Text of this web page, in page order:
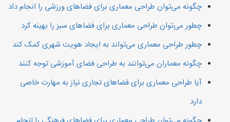
چگونه می‌توان طراحی معماری برای فضاهای ورزشی را انجام داد
چطور می‌توان طراحی معماری برای فضاهای سبز را بهینه کرد
چطور طراحی معماری می‌تواند به ایجاد هویت شهری کمک کند
چگونه معماران می‌توانند به طراحی فضای آموزشی توجه کنند
آیا طراحی معماری برای فضاهای تجاری نیاز به مهارت خاصی
دارد